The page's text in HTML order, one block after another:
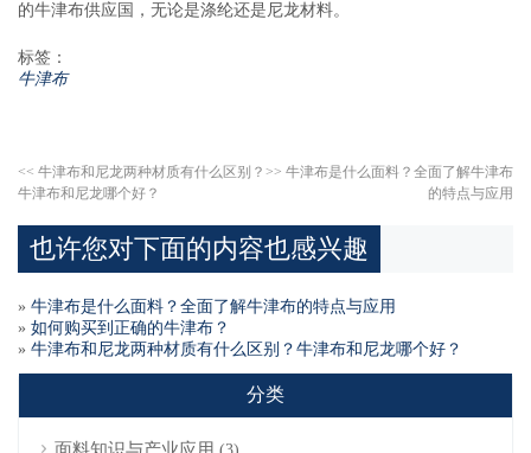
的牛津布供应国，无论是涤纶还是尼龙材料。
标签：
牛津布
<< 牛津布和尼龙两种材质有什么区别？
牛津布和尼龙哪个好？
>> 牛津布是什么面料？全面了解牛津布
的特点与应用
也许您对下面的内容也感兴趣
» 牛津布是什么面料？全面了解牛津布的特点与应用
» 如何购买到正确的牛津布？
» 牛津布和尼龙两种材质有什么区别？牛津布和尼龙哪个好？
分类